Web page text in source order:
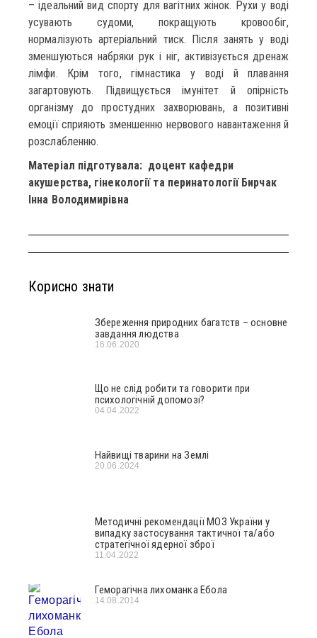
– ідеальний вид спорту для вагітних жінок. Рухи у воді
усувають судоми, покращують кровообіг,
нормалізують артеріальний тиск. Після занять у воді
зменшуються набряки рук і ніг, активізується дренаж
лімфи. Крім того, гімнастика у воді й плавання
загартовують. Підвищується імунітет й опірність
організму до простудних захворювань, а позитивні
емоції сприяють зменшенню нервового навантаження й
розслабленню.
Матеріал підготувала: доцент кафедри
акушерства, гінекології та перинатології Бирчак
Інна Володимирівна
Корисно знати
Збереження природних багатств – основне
завдання людства
16.06.2020
Що не слід робити та говорити при
психологічній допомозі?
04.04.2022
Найвищі тварини на Землі
20.06.2024
Методичні рекомендації МОЗ України у
випадку застосування тактичної та/або
стратегічної ядерної зброї
11.04.2022
Геморагічна лихоманка Ебола
14.08.2014